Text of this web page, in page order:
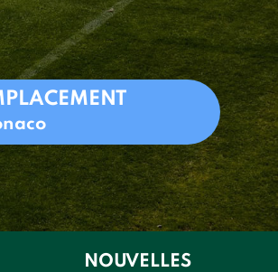
NOUVELLES